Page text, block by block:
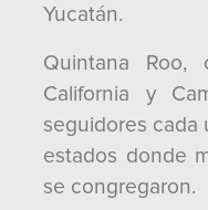
Yucatán.
Quintana
California y
seguidores cada
estados donde
se congregaron.